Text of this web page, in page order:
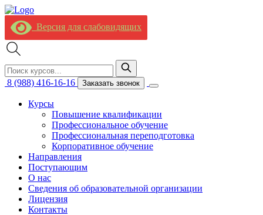
Версия для слабовидящих
8 (988) 416-16-16 Заказать звонок
Курсы
Повышение квалификации
Профессиональное обучение
Профессиональная переподготовка
Корпоративное обучение
Направления
Поступающим
О нас
Сведения об образовательной организации
Лицензия
Контакты